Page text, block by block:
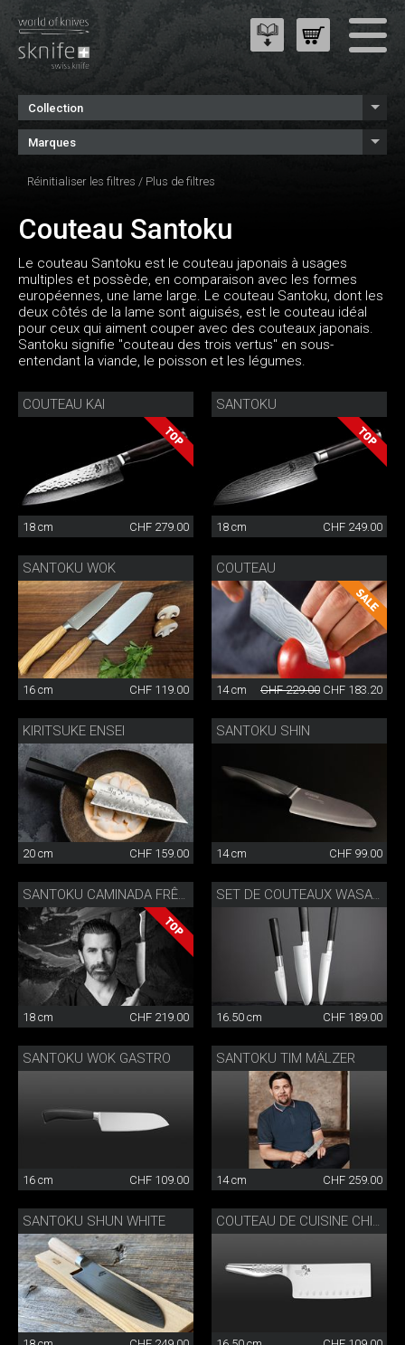
Collection
Marques
Réinitialiser les filtres / Plus de filtres
Couteau Santoku
Le couteau Santoku est le couteau japonais à usages
multiples et possède, en comparaison avec les formes
européennes, une lame large. Le couteau Santoku, dont les
deux côtés de la lame sont aiguisés, est le couteau idéal
pour ceux qui aiment couper avec des couteaux japonais.
Santoku signifie "couteau des trois vertus" en sous-
entendant la viande, le poisson et les légumes.
COUTEAU KAI
18 cm CHF 279.00
SANTOKU
18 cm CHF 249.00
SANTOKU WOK
16 cm CHF 119.00
COUTEAU
14 cm CHF 229.00 CHF 183.20
KIRITSUKE ENSEI
20 cm CHF 159.00
SANTOKU SHIN
14 cm CHF 99.00
18 cm CHF 219.00 16.50 cm CHF 189.00
SANTOKU WOK GASTRO
16 cm CHF 109.00
SANTOKU TIM MÄLZER
14 cm CHF 259.00
SANTOKU SHUN WHITE COUTEAU DE CUISINE CHINOIS SHOSO